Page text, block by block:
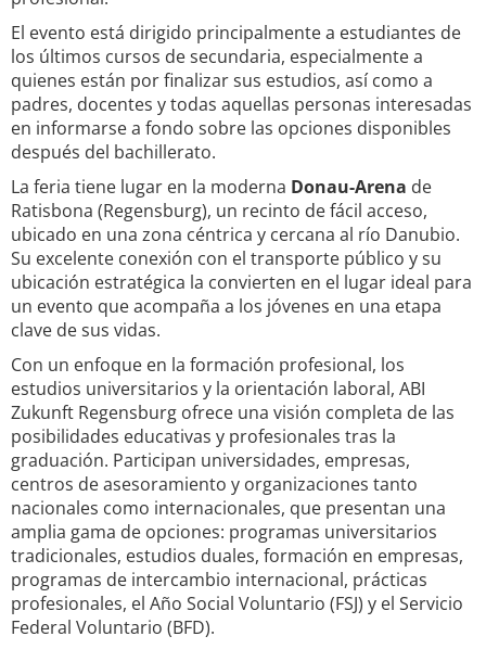
El evento está dirigido principalmente a estudiantes de
los últimos cursos de secundaria, especialmente a
quienes están por finalizar sus estudios, así como a
padres, docentes y todas aquellas personas interesadas
en informarse a fondo sobre las opciones disponibles
después del bachillerato.
La feria tiene lugar en la moderna Donau-Arena de
Ratisbona (Regensburg), un recinto de fácil acceso,
ubicado en una zona céntrica y cercana al río Danubio.
Su excelente conexión con el transporte público y su
ubicación estratégica la convierten en el lugar ideal para
un evento que acompaña a los jóvenes en una etapa
clave de sus vidas.
Con un enfoque en la formación profesional, los
estudios universitarios y la orientación laboral, ABI
Zukunft Regensburg ofrece una visión completa de las
posibilidades educativas y profesionales tras la
graduación. Participan universidades, empresas,
centros de asesoramiento y organizaciones tanto
nacionales como internacionales, que presentan una
amplia gama de opciones: programas universitarios
tradicionales, estudios duales, formación en empresas,
programas de intercambio internacional, prácticas
profesionales, el Año Social Voluntario (FSJ) y el Servicio
Federal Voluntario (BFD).